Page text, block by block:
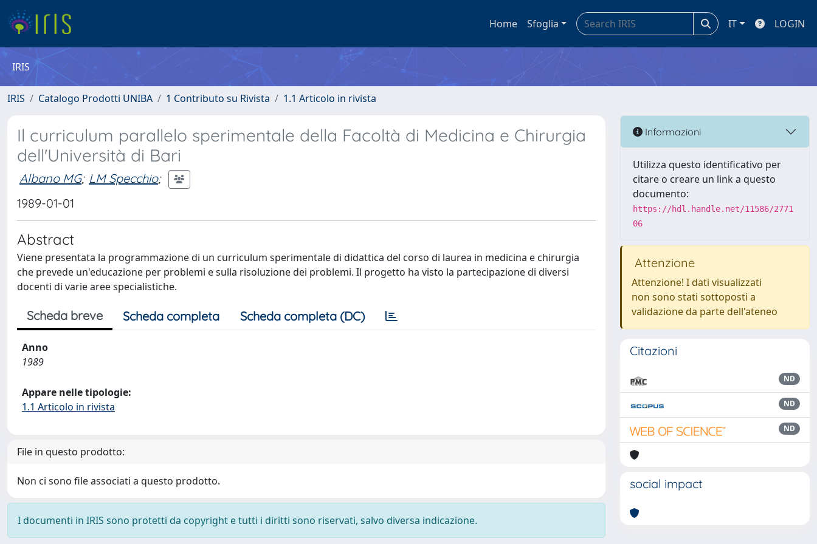
Home Sfoglia IT LOGIN
IRIS
IRIS Catalogo Prodotti UNIBA 1 Contributo su Rivista 1.1 Articolo in rivista
Il curriculum parallelo sperimentale della Facoltà di Medicina e Chirurgia
dell'Università di Bari
Albano MG; LM Specchio;
1989-01-01
Abstract
Viene presentata la programmazione di un curriculum sperimentale di didattica del corso di laurea in medicina e chirurgia
che prevede un'educazione per problemi e sulla risoluzione dei problemi. Il progetto ha visto la partecipazione di diversi
docenti di varie aree specialistiche.
Scheda breve Scheda completa Scheda completa (DC)
Anno
1989
Appare nelle tipologie:
1.1 Articolo in rivista
File in questo prodotto:
Non ci sono file associati a questo prodotto.
I documenti in IRIS sono protetti da copyright e tutti i diritti sono riservati, salvo diversa indicazione.
Informazioni
Utilizza questo identificativo per
citare o creare un link a questo
documento:
https://hdl.handle.net/11586/2771
06
Attenzione
Attenzione! I dati visualizzati
non sono stati sottoposti a
validazione da parte dell'ateneo
Citazioni
ND
ND
ND
social impact